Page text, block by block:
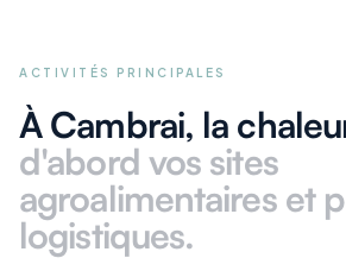
ACTIVITÉS PRINCIPALES
À Cambrai, la
d'abord vos sites
agroalimentaires et
logistiques.